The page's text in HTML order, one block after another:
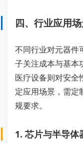
四、行业应用
不同行业对元器件
子关注成本与基本
医疗设备则对安全
定应用场景，需定
规要求。
1. 芯片与半导体